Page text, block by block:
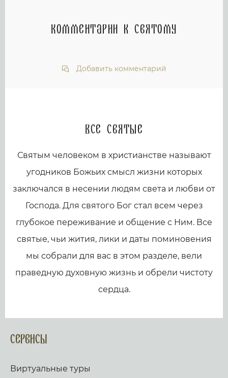
Комментарии к святому
Добавить комментарий
Все святые
Святым человеком в христианстве называют
угодников Божьих смысл жизни которых
заключался в несении людям света и любви от
Господа. Для святого Бог стал всем через
глубокое переживание и общение с Ним. Все
святые, чьи жития, лики и даты поминовения
мы собрали для вас в этом разделе, вели
праведную духовную жизнь и обрели чистоту
сердца.
Сервисы
Виртуальные туры